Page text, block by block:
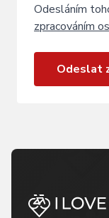
Odesláním
zpracováním
Odeslat